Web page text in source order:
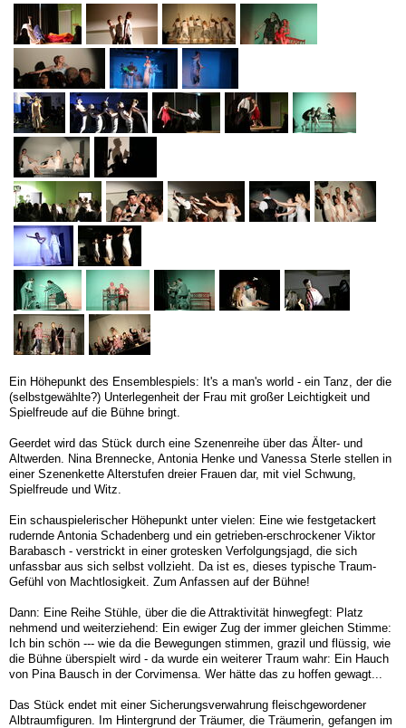
Ein Höhepunkt des Ensemblespiels: It's a man's world - ein Tanz, der die
(selbstgewählte?) Unterlegenheit der Frau mit großer Leichtigkeit und
Spielfreude auf die Bühne bringt.
Geerdet wird das Stück durch eine Szenenreihe über das Älter- und
Altwerden. Nina Brennecke, Antonia Henke und Vanessa Sterle stellen in
einer Szenenkette Alterstufen dreier Frauen dar, mit viel Schwung,
Spielfreude und Witz.
Ein schauspielerischer Höhepunkt unter vielen: Eine wie festgetackert
rudernde Antonia Schadenberg und ein getrieben-erschrockener Viktor
Barabasch - verstrickt in einer grotesken Verfolgungsjagd, die sich
unfassbar aus sich selbst vollzieht. Da ist es, dieses typische Traum-
Gefühl von Machtlosigkeit. Zum Anfassen auf der Bühne!
Dann: Eine Reihe Stühle, über die die Attraktivität hinwegfegt: Platz
nehmend und weiterziehend: Ein ewiger Zug der immer gleichen Stimme:
Ich bin schön --- wie da die Bewegungen stimmen, grazil und flüssig, wie
die Bühne überspielt wird - da wurde ein weiterer Traum wahr: Ein Hauch
von Pina Bausch in der Corvimensa. Wer hätte das zu hoffen gewagt...
Das Stück endet mit einer Sicherungsverwahrung fleischgewordener
Albtraumfiguren. Im Hintergrund der Träumer, die Träumerin, gefangen im